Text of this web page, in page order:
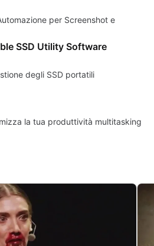
per Screenshot e
SSD Utility Software
degli SSD portatili
la tua produttività multitasking